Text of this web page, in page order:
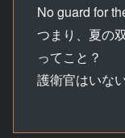
No guard for
つまり、夏の
ってこと？
護衛官はいな